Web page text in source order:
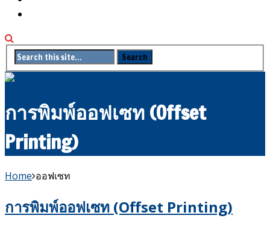
การพิมพ์ออฟเซท (Offset
Printing)
Home ออฟเซท
การพิมพ์ออฟเซท (Offset Printing)